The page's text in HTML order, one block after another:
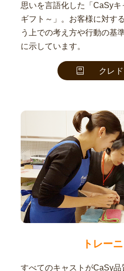
思いを言語化した「CaSy
ギフト～」。お客様に対す
う上での考え方や行動の基
に示しています。
クレ
トレー
すべてのキャストがCaSy品